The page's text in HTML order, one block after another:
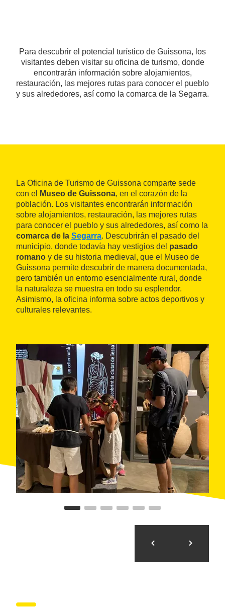
Para descubrir el potencial turístico de Guissona, los
visitantes deben visitar su oficina de turismo, donde
encontrarán información sobre alojamientos,
restauración, las mejores rutas para conocer el pueblo
y sus alrededores, así como la comarca de la Segarra.
La Oficina de Turismo de Guissona comparte sede
con el
Museo de Guissona, en el corazón de la
población. Los visitantes encontrarán información
sobre alojamientos, restauración, las mejores rutas
para conocer el pueblo y sus alrededores, así como la
comarca de la Segarra. Descubrirán el pasado del
municipio, donde todavía hay vestigios del pasado
romano y de su historia medieval, que el Museo de
Guissona permite descubrir de manera documentada,
pero también un entorno esencialmente rural, donde
la naturaleza se muestra en todo su esplendor.
Asimismo, la oficina informa sobre actos deportivos y
culturales relevantes.